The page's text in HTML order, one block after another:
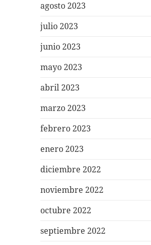
agosto 2023
julio 2023
junio 2023
mayo 2023
abril 2023
marzo 2023
febrero 2023
enero 2023
diciembre 2022
noviembre 2022
octubre 2022
septiembre 2022